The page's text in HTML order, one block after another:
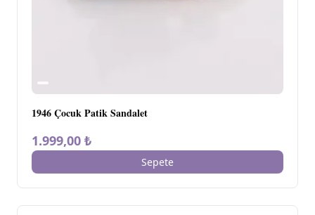
1946 Çocuk Patik Sandalet
1.999,00 ₺
Sepete